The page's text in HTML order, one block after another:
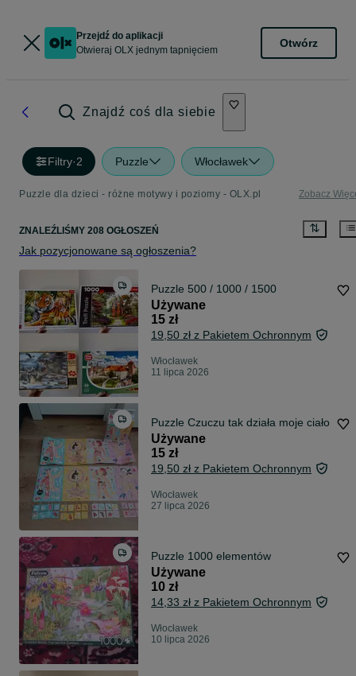
Przejdź do aplikacji
Otwieraj OLX jednym tapnięciem
Otwórz
Znajdź coś dla siebie
Filtry·2 Puzzle Włocławek
Puzzle dla dzieci - różne motywy i poziomy - OLX.pl Zobacz
ZNALEŹLIŚMY 208 OGŁOSZEŃ
Jak pozycjonowane są ogłoszenia?
Puzzle 500 / 1000 / 1500
Używane
15 zł
19,50 zł z Pakietem Ochronnym
Włocławek
11 lipca 2026
Puzzle Czuczu tak działa moje ciało
Używane
15 zł
19,50 zł z Pakietem Ochronnym
Włocławek
27 lipca 2026
Puzzle 1000 elementów
Używane
10 zł
14,33 zł z Pakietem Ochronnym
Włocławek
10 lipca 2026